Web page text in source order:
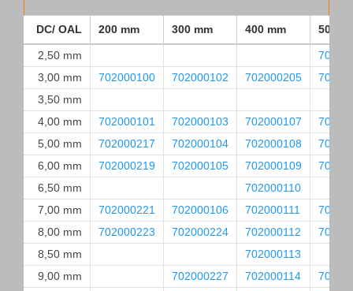
DC/ OAL 200 mm 300 mm 400 mm 500
2,50 mm
3,00 mm
702000100 702000102 702000205
3,50 mm
4,00 mm
702000101 702000103 702000107
5,00 mm
702000217 702000104 702000108
6,00 mm
702000219 702000105 702000109
6,50 mm
702000110
7,00 mm
702000221 702000106 702000111
8,00 mm
702000223 702000224 702000112
8,50 mm
702000113
9,00 mm
702000227 702000114